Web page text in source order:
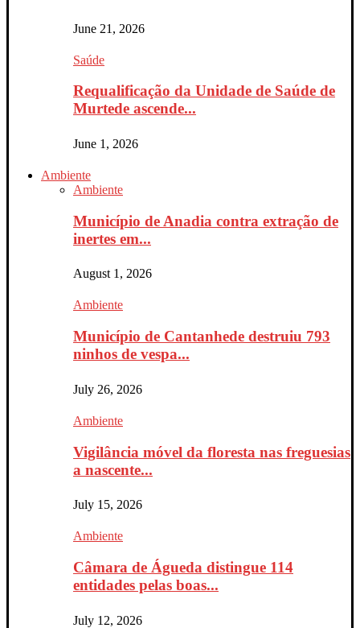
June 21, 2026
Saúde
Requalificação da Unidade de Saúde de
Murtede ascende...
June 1, 2026
Ambiente
Ambiente
Município de Anadia contra extração de
inertes em...
August 1, 2026
Ambiente
Município de Cantanhede destruiu 793
ninhos de vespa...
July 26, 2026
Ambiente
Vigilância móvel da floresta nas freguesias
a nascente...
July 15, 2026
Ambiente
Câmara de Águeda distingue 114
entidades pelas boas...
July 12, 2026